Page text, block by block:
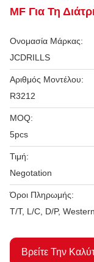
MF Για Τη
Ονομασία Μάρκας:
JCDRILLS
Αριθμός Μοντέλου:
R3212
MOQ:
5pcs
Τιμή:
Negotation
Όροι Πληρωμής:
T/T, L/C, D/P,
Βρείτε Την